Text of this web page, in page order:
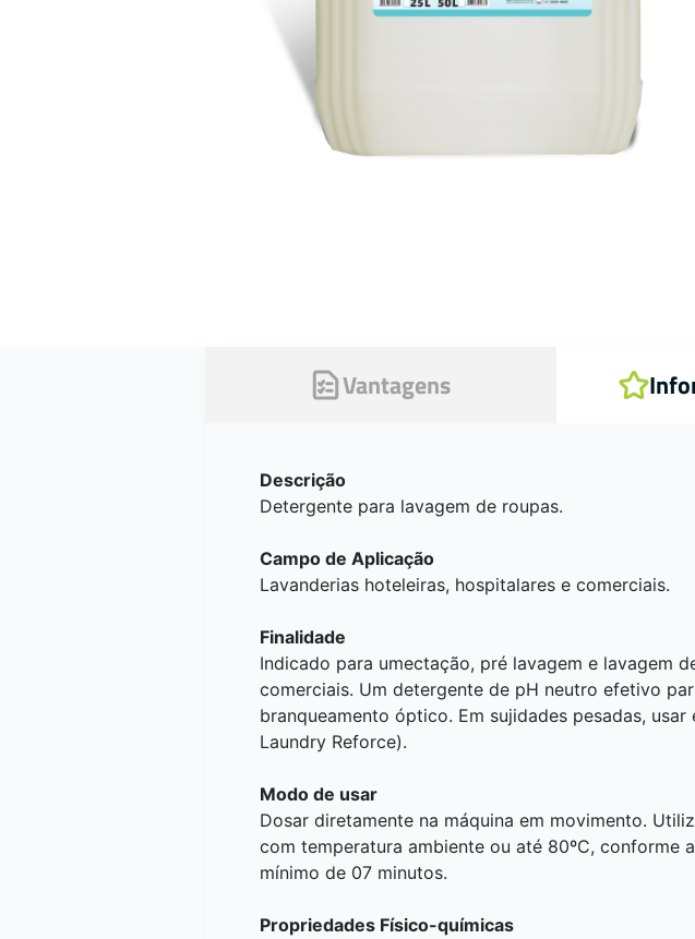
Vantagens
Descrição
Detergente para lavagem de roupas.
Campo de Aplicação
Lavanderias hoteleiras, hospitalares e comerciais.
Finalidade
Indicado para umectação, pré lavagem e lavagem
comerciais. Um detergente de pH neutro efetivo
branqueamento óptico. Em sujidades pesadas,
Laundry Reforce).
Modo de usar
Dosar diretamente na máquina em movimento.
com temperatura ambiente ou até 80ºC, conforme
mínimo de 07 minutos.
Propriedades Físico-químicas